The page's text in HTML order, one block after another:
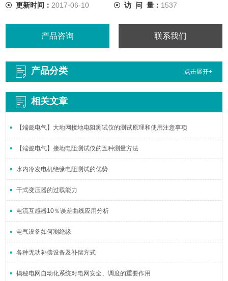
更新时间： 2017-06-10 访 问 量： 1537
产品咨询 联系我们
产品分类 点击展开+
相关文章
【端懿电气】大地网接地电阻测试仪的测试原理和使用注意事项
【端懿电气】接地电阻测试仪的五种测量方法
水内冷发电机绝缘电阻测试的优势
干式变压器的过载能力
电流互感器10％误差曲线应用分析
电气设备如何测绝缘
各种无功补偿设备及补偿方式
揭秘电网自动化系统对电网安全、调度的重要作用